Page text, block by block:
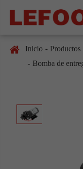
Inicio Productos
Bomba de